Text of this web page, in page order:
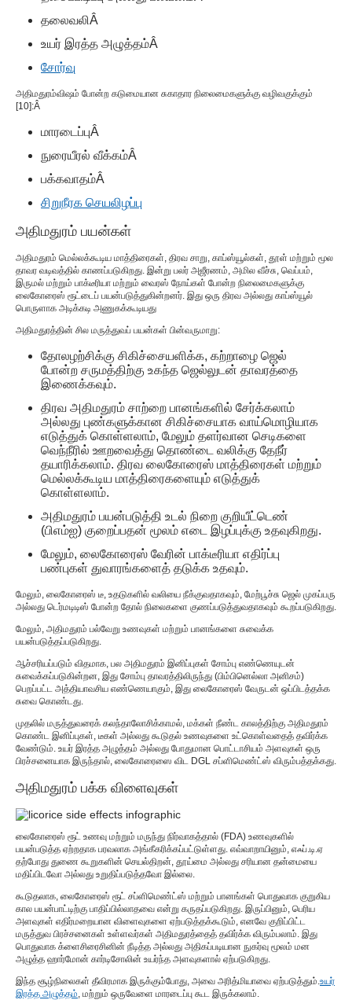
தலைவலிÂ
உயர் இரத்த அழுத்தம்Â
சோர்வு
அதிமதுரம்விஷம் போன்ற கடுமையான சுகாதார நிலைமைகளுக்கு வழிவகுக்கும்
[10]:Â
மாரடைப்புÂ
நுரையீரல் வீக்கம்Â
பக்கவாதம்Â
சிறுநீரக செயலிழப்பு
அதிமதுரம் பயன்கள்
அதிமதுரம் மெல்லக்கூடிய மாத்திரைகள், திரவ சாறு, காப்ஸ்யூல்கள், தூள் மற்றும் மூல
தாவர வடிவத்தில் காணப்படுகிறது. இன்று பலர் அஜீரணம், அமில வீச்சு, வெப்பம்,
இருமல் மற்றும் பாக்டீரியா மற்றும் வைரஸ் நோய்கள் போன்ற நிலைமைகளுக்கு
லைகோரைஸ் ரூட்டைப் பயன்படுத்துகின்றனர். இது ஒரு திரவ அல்லது காப்ஸ்யூல்
பொருளாக அடிக்கடி அணுகக்கூடியது
அதிமதுரத்தின் சில மருத்துவப் பயன்கள் பின்வருமாறு:
தோலழற்சிக்கு சிகிச்சையளிக்க, கற்றாழை ஜெல்
போன்ற சருமத்திற்கு உகந்த ஜெல்லுடன் தாவரத்தை
இணைக்கவும்.
திரவ அதிமதுரம் சாற்றை பானங்களில் சேர்க்கலாம்
அல்லது புண்களுக்கான சிகிச்சையாக வாய்மொழியாக
எடுத்துக் கொள்ளலாம், மேலும் தளர்வான செடிகளை
வெந்நீரில் ஊறவைத்து தொண்டை வலிக்கு தேநீர்
தயாரிக்கலாம். திரவ லைகோரைஸ் மாத்திரைகள் மற்றும்
மெல்லக்கூடிய மாத்திரைகளையும் எடுத்துக்
கொள்ளலாம்.
அதிமதுரம் பயன்படுத்தி உடல் நிறை குறியீட்டெண்
(பிஎம்ஐ) குறைப்பதன் மூலம் எடை இழப்புக்கு உதவுகிறது.
மேலும், லைகோரைஸ் வேரின் பாக்டீரியா எதிர்ப்பு
பண்புகள் துவாரங்களைத் தடுக்க உதவும்.
மேலும், லைகோரைஸ் டீ, உதடுகளில் வலியை நீக்குவதாகவும், மேற்பூச்சு ஜெல் முகப்பரு
அல்லது டெர்மடிடிஸ் போன்ற தோல் நிலைகளை குணப்படுத்துவதாகவும் கூறப்படுகிறது.
மேலும், அதிமதுரம் பல்வேறு உணவுகள் மற்றும் பானங்களை சுவைக்க
பயன்படுத்தப்படுகிறது.
ஆச்சரியப்படும் விதமாக, பல அதிமதுரம் இனிப்புகள் சோம்பு எண்ணெயுடன்
சுவைக்கப்படுகின்றன, இது சோம்பு தாவரத்திலிருந்து (பிம்பினெல்லா அனிசம்)
பெறப்பட்ட அத்தியாவசிய எண்ணெயாகும், இது லைகோரைஸ் வேருடன் ஒப்பிடத்தக்க
சுவை கொண்டது.
முதலில் மருத்துவரைக் கலந்தாலோசிக்காமல், மக்கள் நீண்ட காலத்திற்கு அதிமதுரம்
கொண்ட இனிப்புகள், டீகள் அல்லது கூடுதல் உணவுகளை உட்கொள்வதைத் தவிர்க்க
வேண்டும். உயர் இரத்த அழுத்தம் அல்லது போதுமான பொட்டாசியம் அளவுகள் ஒரு
பிரச்சனையாக இருந்தால், லைகோரைஸை விட DGL சப்ளிமெண்ட்ஸ் விரும்பத்தக்கது.
அதிமதுரம் பக்க விளைவுகள்
லைகோரைஸ் ரூட் உணவு மற்றும் மருந்து நிர்வாகத்தால் (FDA) உணவுகளில்
பயன்படுத்த ஏற்றதாக பரவலாக அங்கீகரிக்கப்பட்டுள்ளது. எவ்வாறாயினும், எஃப்.டி.ஏ
தற்போது துணை கூறுகளின் செயல்திறன், தூய்மை அல்லது சரியான தன்மையை
மதிப்பிடவோ அல்லது உறுதிப்படுத்தவோ இல்லை.
கூடுதலாக, லைகோரைஸ் ரூட் சப்ளிமெண்ட்ஸ் மற்றும் பானங்கள் பொதுவாக குறுகிய
கால பயன்பாட்டிற்கு பாதிப்பில்லாதவை என்று கருதப்படுகிறது. இருப்பினும், பெரிய
அளவுகள் எதிர்மறையான விளைவுகளை ஏற்படுத்தக்கூடும், எனவே குறிப்பிட்ட
மருத்துவ பிரச்சனைகள் உள்ளவர்கள் அதிமதுரத்தைத் தவிர்க்க விரும்பலாம். இது
பொதுவாக க்ளைசிரைசினின் நீடித்த அல்லது அதிகப்படியான நுகர்வு மூலம் மன
அழுத்த ஹார்மோன் கார்டிசோலின் உயர்ந்த அளவுகளால் ஏற்படுகிறது.
இந்த சூழ்நிலைகள் தீவிரமாக இருக்கும்போது, ​​அவை அரித்மியாவை ஏற்படுத்தும்.உயர்
இரத்த அழுத்தம், மற்றும் ஒருவேளை மாரடைப்பு கூட இருக்கலாம்.